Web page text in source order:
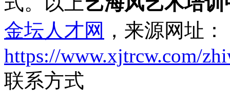
金坛人才网 ，来源网址：
https://www.xjtrcw.com/
联系方式